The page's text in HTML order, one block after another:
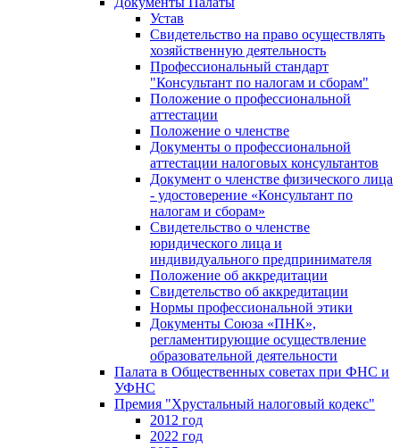
Устав
Свидетельство на право осуществлять
хозяйственную деятельность
Профессиональный стандарт
"Консультант по налогам и сборам"
Положение о профессиональной
аттестации
Положение о членстве
Документы о профессиональной
аттестации налоговых консультантов
Документ о членстве физического лица
- удостоверение «Консультант по
налогам и сборам»
Свидетельство о членстве
юридического лица и
индивидуального предпринимателя
Положение об аккредитации
Свидетельство об аккредитации
Нормы профессиональной этики
Документы Союза «ПНК»,
регламентирующие осуществление
образовательной деятельности
Палата в Общественных советах при ФНС и
УФНС
Премия "Хрустальный налоговый кодекс"
2012 год
2022 год